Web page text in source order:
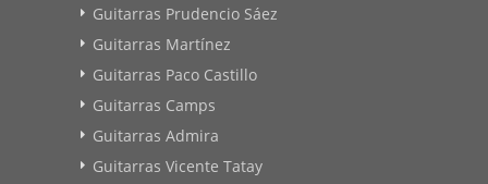
Guitarras Prudencio Sáez
Guitarras Martínez
Guitarras Paco Castillo
Guitarras Camps
Guitarras Admira
Guitarras Vicente Tatay